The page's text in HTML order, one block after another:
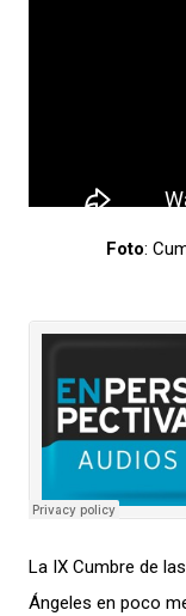
Foto:
La IX Cumbre de
Ángeles en poco